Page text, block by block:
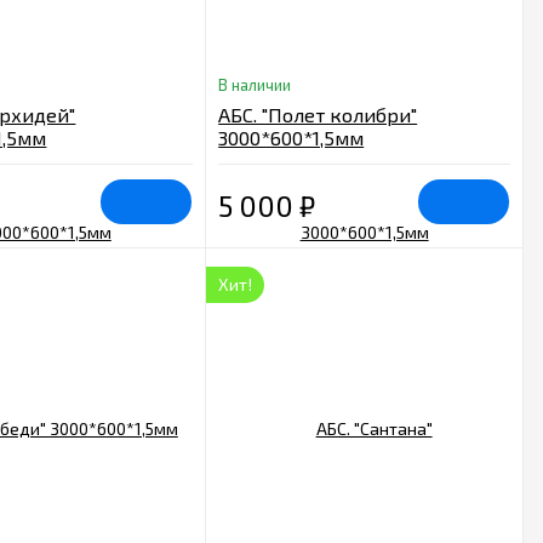
В наличии
АБС. "Полет колибри"
3000*600*1,5мм
5 000₽
Хит!